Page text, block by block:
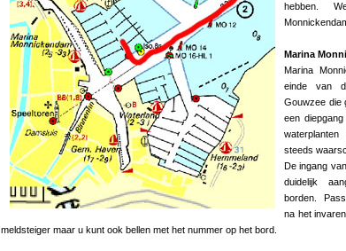
hebben.
Marina
Marina
einde van
Gouwzee die
een
steeds
De ingang
duidelijk
borden.
na het
meldsteiger maar u kunt ook bellen met het nummer op het bord.